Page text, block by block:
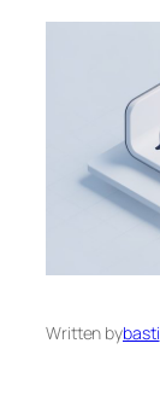
Written bybasti